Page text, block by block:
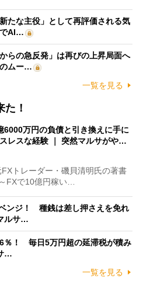
たな主役」として再評価される気
AI…
らの急反発」は再びの上昇局面へ
ムー…
一覧を見る
！
6000万円の負債と引き換えに手に
レスな経験 ｜ 突然マルサがや…
トレーダー・磯貝清明氏の著書
FXで10億円稼い…
ンジ！ 種銭は差し押さえを免れ
ルサ…
％！ 毎日5万円超の延滞税が積み
…
一覧を見る